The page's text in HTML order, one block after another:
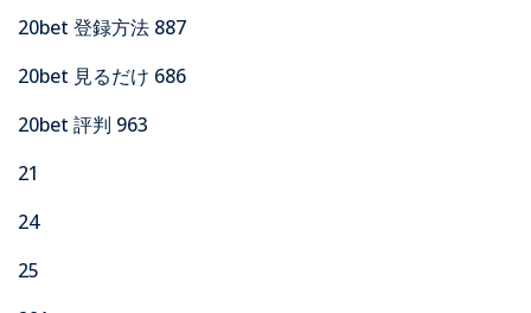
20bet 登録方法 887
20bet 見るだけ 686
20bet 評判 963
21
24
25